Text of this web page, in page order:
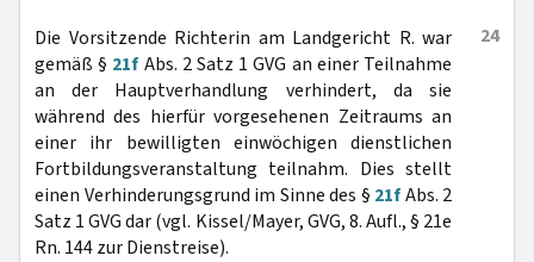
24
Die Vorsitzende Richterin am Landgericht R. war
gemäß § 21f Abs. 2 Satz 1 GVG an einer Teilnahme
an der Hauptverhandlung verhindert, da sie
während des hierfür vorgesehenen Zeitraums an
einer ihr bewilligten einwöchigen dienstlichen
Fortbildungsveranstaltung teilnahm. Dies stellt
einen Verhinderungsgrund im Sinne des § 21fAbs. 2
Satz 1 GVG dar (vgl. Kissel/Mayer, GVG, 8. Aufl., § 21e
Rn. 144 zur Dienstreise).